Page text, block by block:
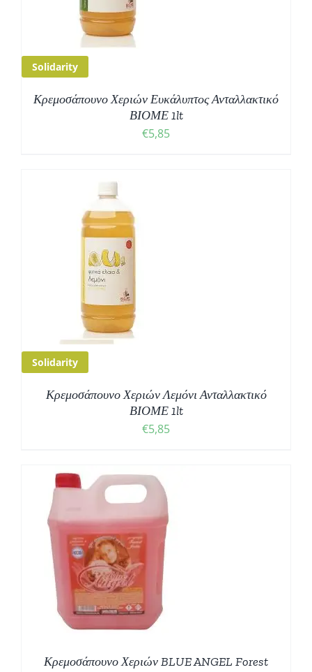
Solidarity
Κρεμοσάπουνο Χεριών Ευκάλυπτος Ανταλλακτικό
ΒΙΟΜΕ 1lt
€5,85
Solidarity
Κρεμοσάπουνο Χεριών Λεμόνι Ανταλλακτικό
ΒΙΟΜΕ 1lt
€5,85
Κρεμοσάπουνο Χεριών BLUE ANGEL Forest